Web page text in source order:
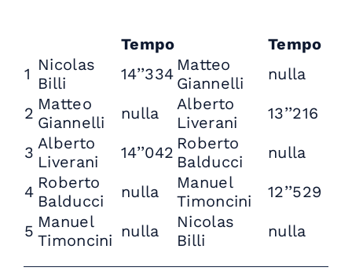
Tempo
Tempo
1 Nicolas
Billi
14’’334 Matteo
Giannelli
nulla
2 Matteo
Giannelli
nulla
Alberto
Liverani
13’’216
3 Alberto
Liverani
14’’042 Roberto
Balducci
nulla
4 Roberto
Balducci
nulla
Manuel
Timoncini
12’’529
5 Manuel
Timoncini nulla
Nicolas
Billi
nulla